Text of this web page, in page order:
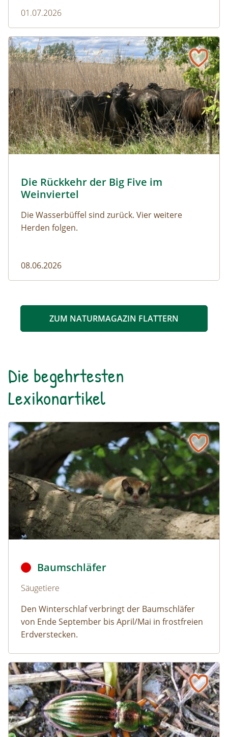
01.07.2026
Naturmagazin: Die Rückkehr der Big Five im Weinviertel
Naturmagazin: Die Rückkehr der Big Five im
Die Rückkehr der Big Five im
Weinviertel
Die Wasserbüffel sind zurück. Vier weitere
Herden folgen.
08.06.2026
Die Rückkehr der Big Five im Weinviertel
ZUM NATURMAGAZIN FLATTERN
Die begehrtesten
Lexikonartikel
Baumschläfer
Naturlexikon: Baumschläfer
Naturlexikon: Baumschläfer
Baumschläfer
Säugetiere
Den Winterschlaf verbringt der Baumschläfer
von Ende September bis April/Mai in frostfreien
Erdverstecken.
Goldlaufkäfer
Naturlexikon: Goldlaufkäfer